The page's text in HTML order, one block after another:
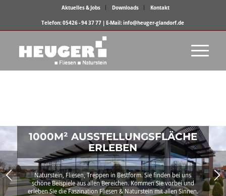
Aktuelles & Jobs Downloads
Kontakt
Telefon: 05426 - 94 37 77 | E-Mail: info@heuger-glandorf.de
1000M² AUSSTELLUNGSFLÄCHE
ERLEBEN
Naturstein, Fliesen, Treppen in Bestform. Sie finden bei uns
schöne Beispiele aus allen Bereichen. Kommen Sie vorbei und
erleben Sie die Faszination Fliesen & Naturstein mit allen Sinnen.